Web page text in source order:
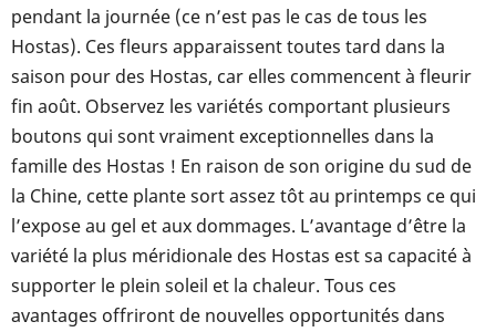
pendant la journée (ce n’est pas le cas de tous les
Hostas). Ces fleurs apparaissent toutes tard dans la
saison pour des Hostas, car elles commencent à fleurir
fin août. Observez les variétés comportant plusieurs
boutons qui sont vraiment exceptionnelles dans la
famille des Hostas ! En raison de son origine du sud de
la Chine, cette plante sort assez tôt au printemps ce qui
l’expose au gel et aux dommages. L’avantage d’être la
variété la plus méridionale des Hostas est sa capacité à
supporter le plein soleil et la chaleur. Tous ces
avantages offriront de nouvelles opportunités dans